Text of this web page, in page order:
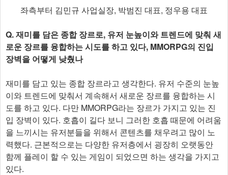
좌측부터 김민규 사업실장, 박범진 대표, 정우용 대표
Q. 재미를 담은 종합 장르로, 유저 눈높이와 트렌드에 맞춰 새
로운 장르를 융합하는 시도를 하고 있다, MMORPG의 진입
장벽을 어떻게 낮췄나
재미를 담고 있는 종합 장르라고 생각한다. 유저 수준의 눈높
이와 트렌드에 맞춰서 계속해서 새로운 장르를 융합하는 시
도를 하고 있다. 다만 MMORPG라는 장르가 가지고 있는 진
입 장벽이 있다. 호흡이 길다 보니 그러한 호흡 때문에 어려움
을 느끼시는 유저분들을 위해서 콘텐츠를 채우려고 많이 노
력했다. 근본적으로는 다양한 유저층에서 굉장히 오랫동안
함께 플레이 할 수 있는 게임이 되었으면 하는 생각을 가지고
있다.